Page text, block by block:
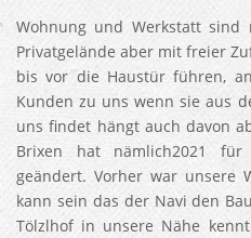
Wohnung und Werkstatt
Privatgelände aber mit freier
bis vor die Haustür führen,
Kunden zu uns wenn sie aus
uns findet hängt auch davon
Brixen hat nämlich2021
geändert. Vorher war unsere
kann sein das der Navi den
Tölzlhof in unsere Nähe